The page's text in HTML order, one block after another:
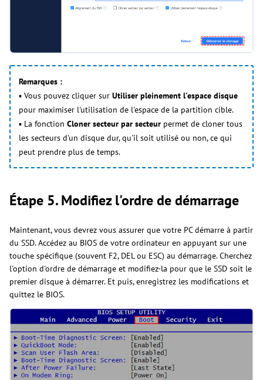
Remarques :
▪︎ Vous pouvez cliquer sur Utiliser pleinement l'espace disque
pour maximiser l'utilisation de l'espace de la partition cible.
▪︎ La fonction Cloner secteur par secteur permet de cloner tous
les secteurs d'un disque dur, qu'il soit utilisé ou non, ce qui
peut prendre plus de temps.
Étape 5. Modifiez l'ordre de démarrage
Maintenant, vous devrez vous assurer que votre PC démarre à partir
du SSD. Accédez au BIOS de votre ordinateur en appuyant sur une
touche spécifique (souvent F2, DEL ou ESC) au démarrage. Cherchez
l'option d'ordre de démarrage et modifiez-la pour que le SSD soit le
premier disque à démarrer. Et puis, enregistrez les modifications et
quittez le BIOS.